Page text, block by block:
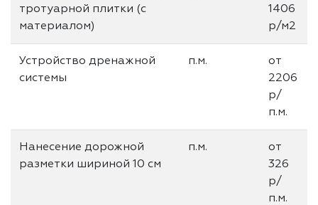
тротуарной плитки (с
материалом)
1406
р/м2
Устройство дренажной
системы
п.м.
от
2206
р/
п.м.
Нанесение дорожной
разметки шириной 10 см
п.м.
от
326
р/
п.м.